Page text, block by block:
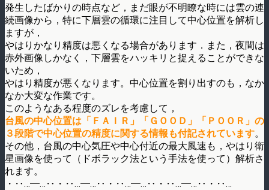
発生したばかりの時点など，まだ眼が不明瞭な時には雲の連
続画像から，特に下層雲の循環に注目して中心位置を解析し
ますが，
やはりかなり精度は悪くなる場合があります．また，夜間は
赤外画像しかなく，下層雲をハッキリと捉えることができな
いため，
やはり精度が悪くなります。中心位置を割り出すのも，なか
なか大変な作業です。
このようなある程度のズレを考慮して，
台風の中心位置は「ＦＡＩＲ」「ＧＯＯＤ」「ＰＯＯＲ」の
３段階で中心位置の精度に関する情報も付記されています。
その他，台風の中心気圧や中心付近の最大風速も，やはり衛
星画像を使って（ドボラック法という手法を使って）解析さ
れます。
・‥…━…‥・‥…━…‥・‥…━…‥・‥…━…‥・‥…